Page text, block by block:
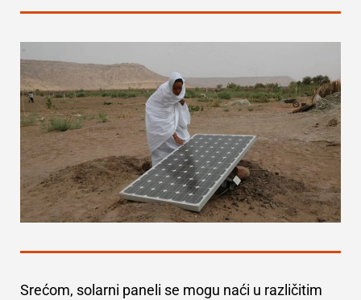
Srećom, solarni paneli se mogu naći u različitim